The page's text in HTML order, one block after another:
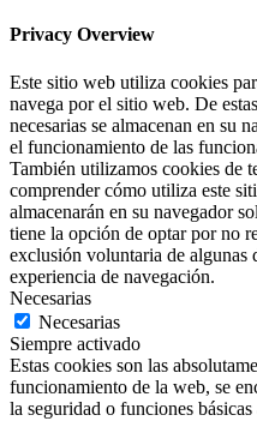
Privacy Overview
Este sitio web utiliza cookies
navega por el sitio web. De
necesarias se almacenan en su
el funcionamiento de las
También utilizamos cookies de
comprender cómo utiliza este
almacenarán en su navegador
tiene la opción de optar por no
exclusión voluntaria de algunas
experiencia de navegación.
Necesarias
Necesarias
Siempre activado
Estas cookies son las
funcionamiento de la web, se
la seguridad o funciones